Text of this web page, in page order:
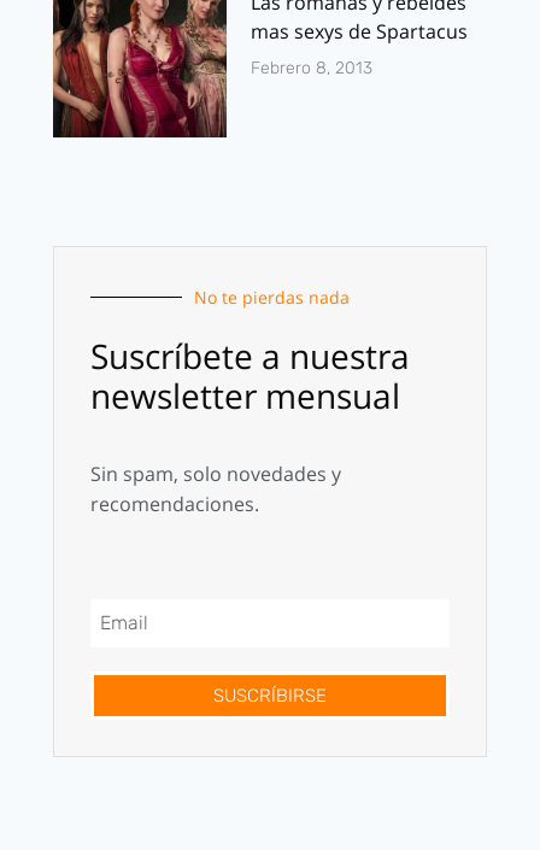
mas sexys de Spartacus
Febrero 8, 2013
No te pierdas nada
Suscríbete a nuestra
newsletter mensual
Sin spam, solo novedades y
recomendaciones.
SUSCRÍBIRSE